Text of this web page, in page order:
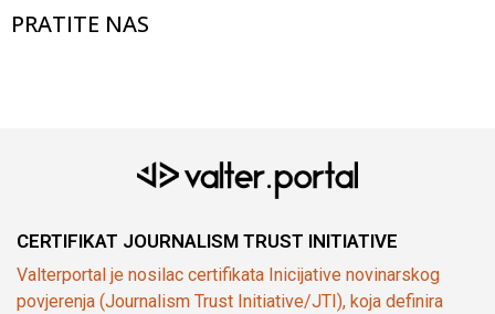
PRATITE NAS
CERTIFIKAT JOURNALISM TRUST INITIATIVE
Valterportal je nosilac certifikata Inicijative novinarskog
povjerenja (Journalism Trust Initiative/JTI), koja definira